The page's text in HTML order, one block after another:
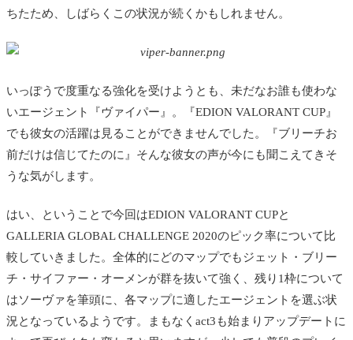
ちたため、しばらくこの状況が続くかもしれません。
いっぽうで度重なる強化を受けようとも、未だなお誰も使わな
いエージェント『ヴァイパー』。
『EDION VALORANT CUP』
でも彼女の活躍は見ることができませんでした。
『ブリーチお
前だけは信じてたのに』そんな彼女の声が今にも聞こえてきそ
うな気がします。
はい、ということで今回はEDION VALORANT CUPと
GALLERIA GLOBAL CHALLENGE 2020のピック率について比
較していきました。全体的にどのマップでもジェット・ブリー
チ・サイファー・オーメンが群を抜いて強く、残り1枠について
はソーヴァを筆頭に、各マップに適したエージェントを選ぶ状
況となっているようです。まもなくact3も始まりアップデートに